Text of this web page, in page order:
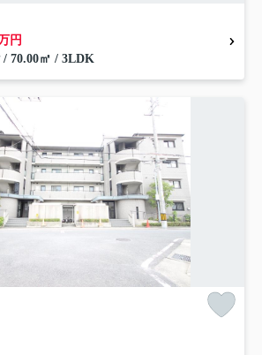
円
/ 70.00㎡ / 3LDK